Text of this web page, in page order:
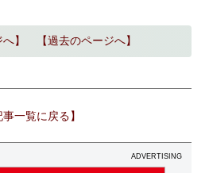
】 【過去のページへ】
事一覧に戻る】
ADVERTISING